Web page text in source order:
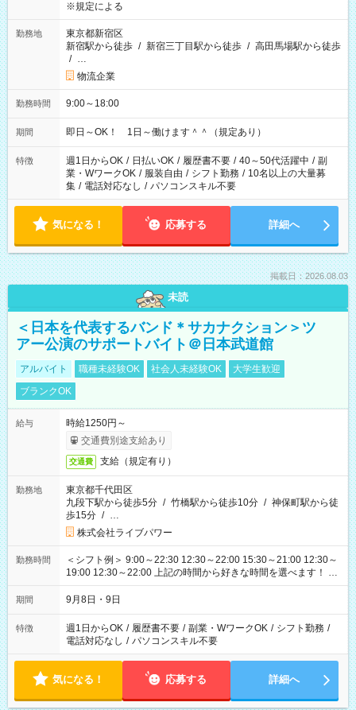
※規定による
勤務地
東京都新宿区
新宿駅から徒歩 / 新宿三丁目駅から徒歩 / 高田馬場駅から徒歩
/ …
物流企業
勤務時間 9:00～18:00
期間 即日～OK！ 1日～働けます＾＾（規定あり）
特徴 週1日からOK / 日払いOK / 履歴書不要 / 40～50代活躍中 / 副
業・WワークOK / 服装自由 / シフト勤務 / 10名以上の大量募
集 / 電話対応なし / パソコンスキル不要
気になる！ 応募する 詳細へ
掲載日：2026.08.03
未読
＜日本を代表するバンド＊サカナクション＞ツ
アー公演のサポートバイト＠日本武道館
アルバイト 職種未経験OK 社会人未経験OK
大学生歓迎
ブランクOK
給与
時給1250円～
交通費別途支給あり
交通費 支給（規定有り）
勤務地
東京都千代田区
九段下駅から徒歩5分 / 竹橋駅から徒歩10分 / 神保町駅から徒
歩15分 / …
株式会社ライブパワー
勤務時間
＜シフト例＞ 9:00～22:30 12:30～22:00 15:30～21:00 12:30～
19:00 12:30～22:00 上記の時間から好きな時間を選べます！ ※
時間は変更となる可能性があります
期間 9月8日・9日
特徴 週1日からOK / 履歴書不要 / 副業・WワークOK / シフト勤務 /
電話対応なし / パソコンスキル不要
気になる！ 応募する 詳細へ